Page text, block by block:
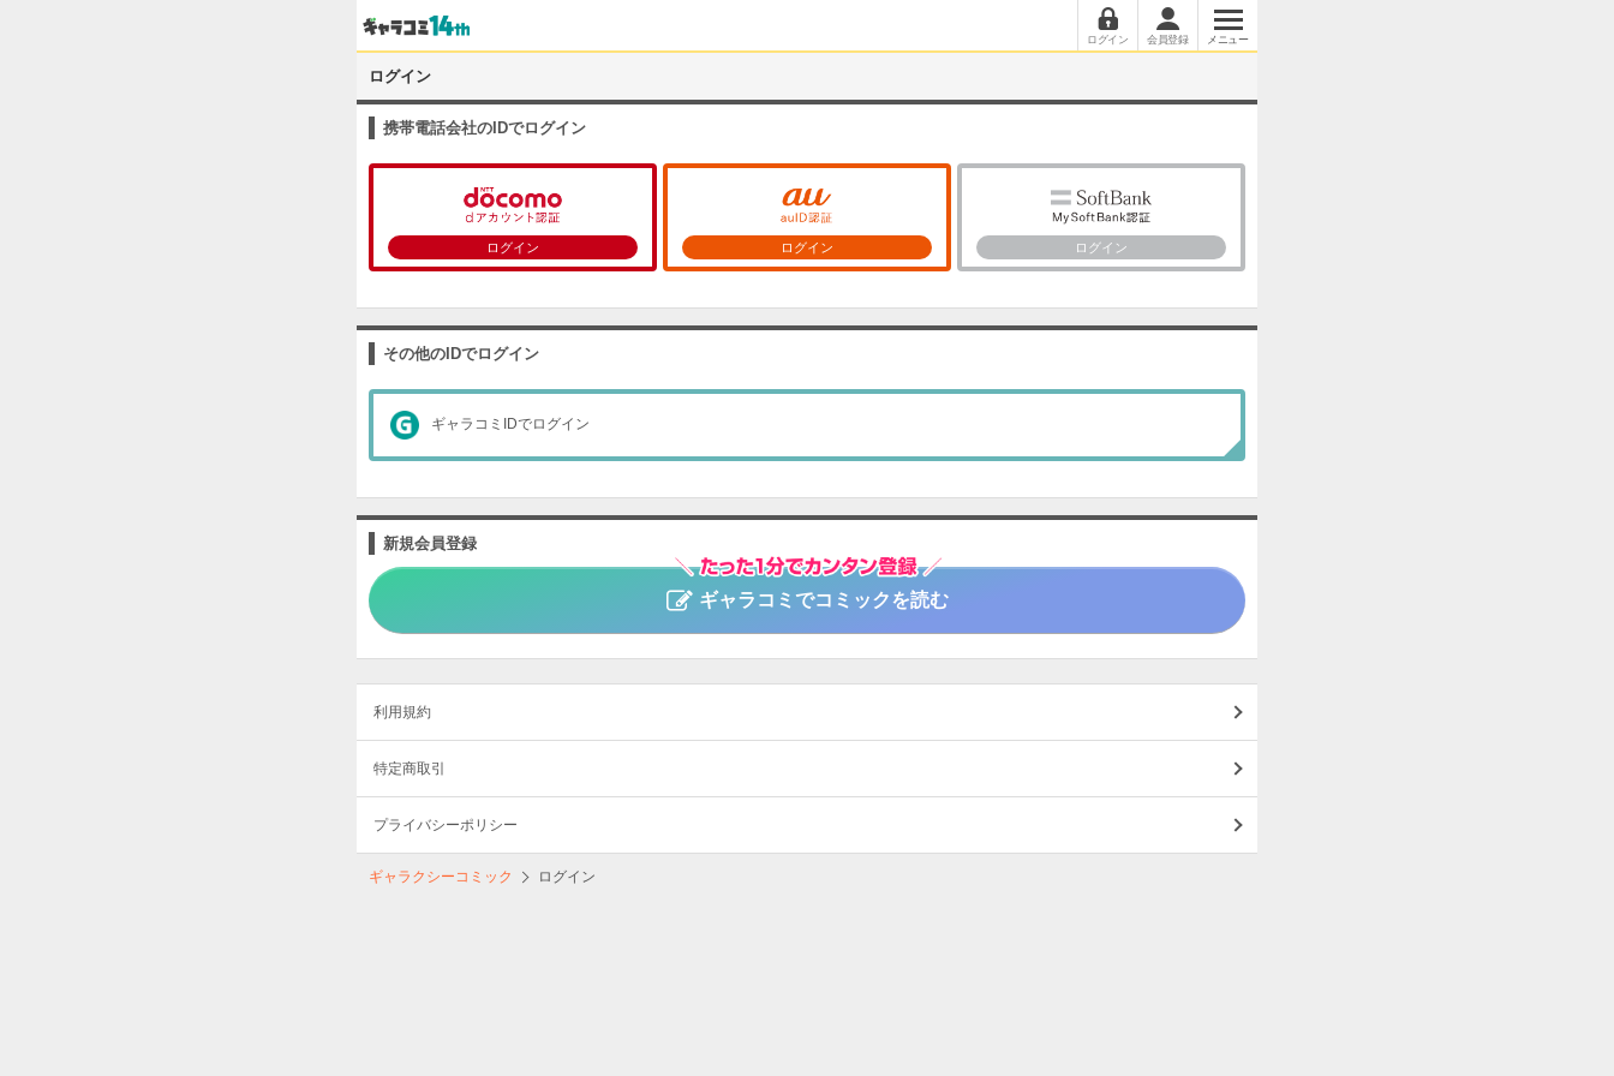
ログイン 会員登録 メニュー
ログイン
携帯電話会社のIDでログイン
ログイン ログイン ログイン
その他のIDでログイン
ギャラコミIDでログイン
新規会員登録
ギャラコミでコミックを読む
利用規約
特定商取引
プライバシーポリシー
ギャラクシーコミック ログイン